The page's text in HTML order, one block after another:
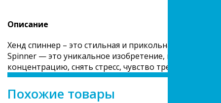
Описание
Хенд спиннер – это стильная и прикольная игрушка
Spinner — это уникальное изобретение,
концентрацию, снять стресс, чувство тревоги,
Похожие товары